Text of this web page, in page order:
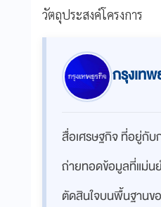
วัตถุประสงค์โครงการ
กรุงเท
สื่อเศรษฐกิจ ที่อยู่กับ
ถ่ายทอดข้อมูลที่แม่น
ตัดสินใจบนพื้นฐานขอ